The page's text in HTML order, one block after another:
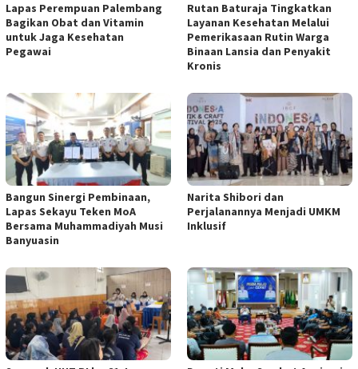
Lapas Perempuan Palembang
Bagikan Obat dan Vitamin
untuk Jaga Kesehatan
Pegawai
Rutan Baturaja Tingkatkan
Layanan Kesehatan Melalui
Pemerikasaan Rutin Warga
Binaan Lansia dan Penyakit
Kronis
Bangun Sinergi Pembinaan,
Lapas Sekayu Teken MoA
Bersama Muhammadiyah Musi
Banyuasin
Narita Shibori dan
Perjalanannya Menjadi UMKM
Inklusif